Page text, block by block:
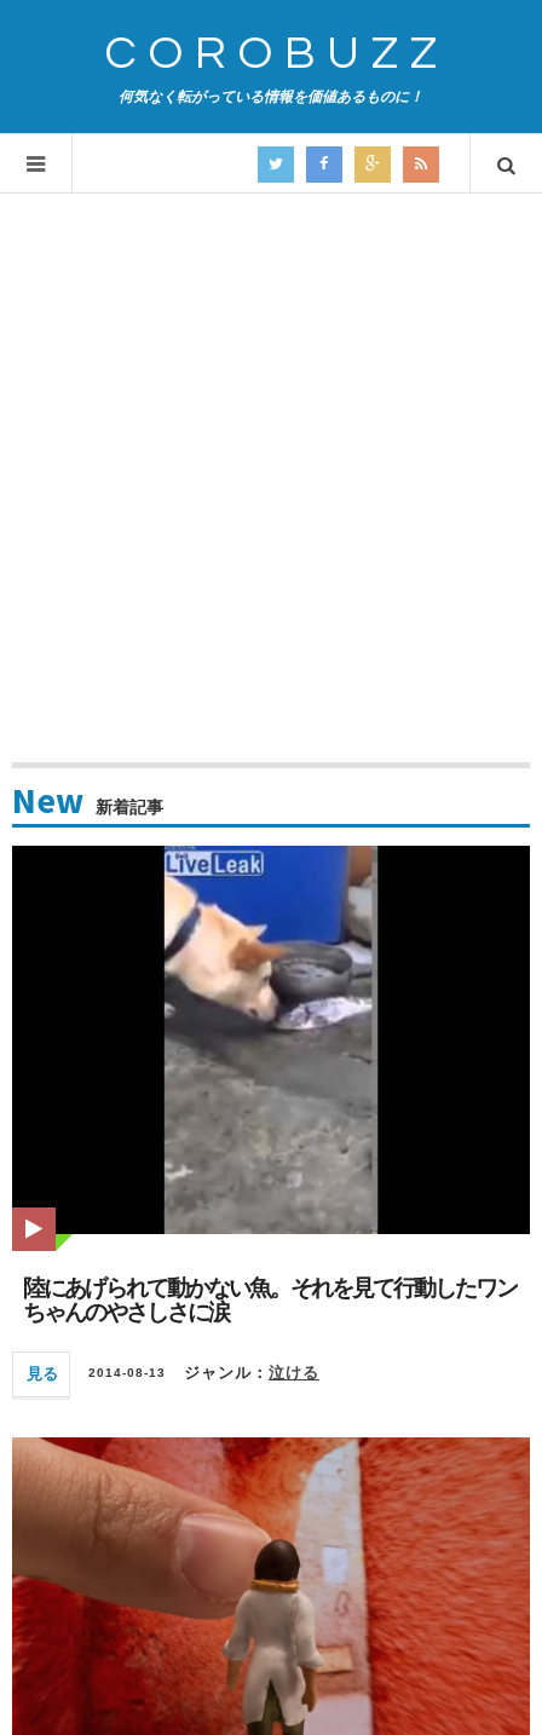
COROBUZZ
何気なく転がっている情報を価値あるものに！
New 新着記事
陸にあげられて動かない魚。それを見て行動したワン
ちゃんのやさしさに涙
見る 2014-08-13 ジャンル： 泣ける